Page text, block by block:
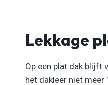
Lekkage
Op een plat dak blijft
het dakleer niet meer